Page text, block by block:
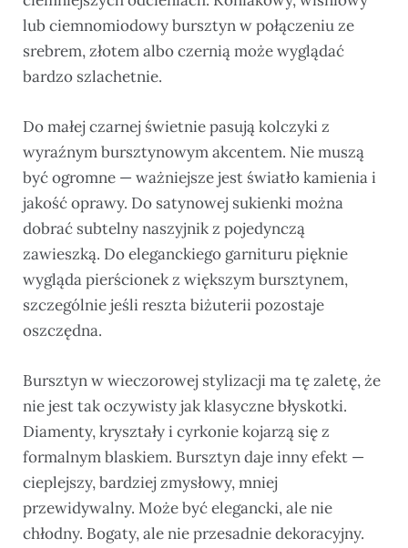
lub ciemnomiodowy bursztyn w połączeniu ze
srebrem, złotem albo czernią może wyglądać
bardzo szlachetnie.
Do małej czarnej świetnie pasują kolczyki z
wyraźnym bursztynowym akcentem. Nie muszą
być ogromne — ważniejsze jest światło kamienia i
jakość oprawy. Do satynowej sukienki można
dobrać subtelny naszyjnik z pojedynczą
zawieszką. Do eleganckiego garnituru pięknie
wygląda pierścionek z większym bursztynem,
szczególnie jeśli reszta biżuterii pozostaje
oszczędna.
Bursztyn w wieczorowej stylizacji ma tę zaletę, że
nie jest tak oczywisty jak klasyczne błyskotki.
Diamenty, kryształy i cyrkonie kojarzą się z
formalnym blaskiem. Bursztyn daje inny efekt —
cieplejszy, bardziej zmysłowy, mniej
przewidywalny. Może być elegancki, ale nie
chłodny. Bogaty, ale nie przesadnie dekoracyjny.